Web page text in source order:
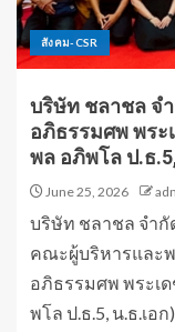
สังคม-CSR
บริษัท ชลาชล จ
อภิธรรมศพ พร
พล อภิพโล ป.ธ
June 25, 2026
บริษัท ชลาชล จำกั
คณะผู้บริหารและ
อภิธรรมศพ พระเ
พโล ป.ธ.5, น.ธ.เอ